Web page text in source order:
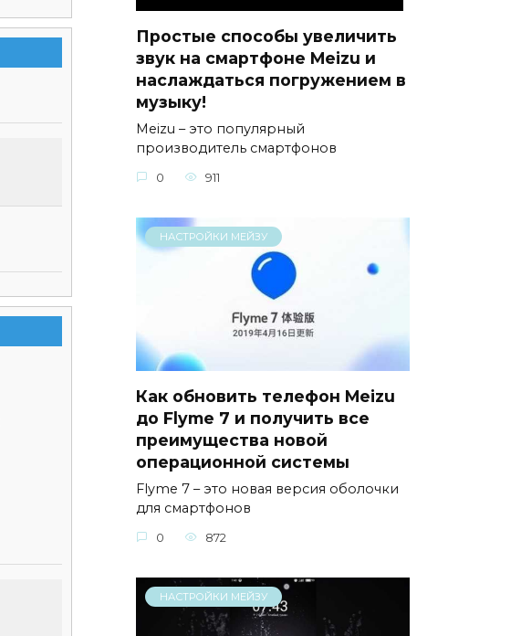
Простые способы увеличить
звук на смартфоне Meizu и
наслаждаться погружением в
музыку!
Meizu – это популярный
производитель смартфонов
0 911
НАСТРОЙКИ МЕЙЗУ
Как обновить телефон Meizu
до Flyme 7 и получить все
преимущества новой
операционной системы
Flyme 7 – это новая версия оболочки
для смартфонов
0 872
НАСТРОЙКИ МЕЙЗУ